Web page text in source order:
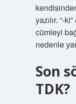
yazılır. “-
cümleyi
nedenle
Son
TDK?